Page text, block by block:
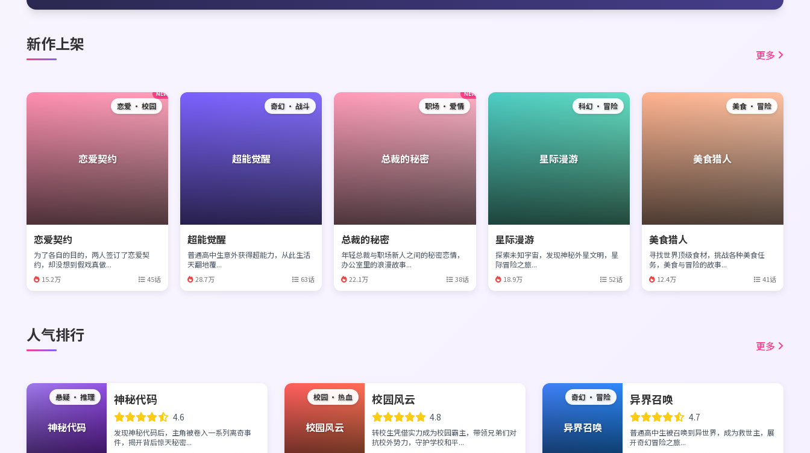
新作上架
更多
恋爱契约
恋爱 · 校园
NEW
恋爱契约
为了各自的目的，两人签订了恋爱契
约，却没想到假戏真做...
15.2万 45话
超能觉醒
奇幻 · 战斗
超能觉醒
普通高中生意外获得超能力，从此生活
天翻地覆...
28.7万 63话
总裁的秘密
职场 · 爱情
NEW
总裁的秘密
年轻总裁与职场新人之间的秘密恋情，
办公室里的浪漫故事...
22.1万 38话
星际漫游
科幻 · 冒险
星际漫游
探索未知宇宙，发现神秘外星文明，星
际冒险之旅...
18.9万 52话
美食猎人
美食 · 冒险
美食猎人
寻找世界顶级食材，挑战各种美食任
务，美食与冒险的故事...
12.4万 41话
人气排行
更多
神秘代码
悬疑 · 推理 神秘代码
4.6
发现神秘代码后，主角被卷入一系列离奇事
件，揭开背后惊天秘密...
校园风云
校园 · 热血 校园风云
4.8
转校生凭借实力成为校园霸主，带领兄弟们对
抗校外势力，守护学校和平...
异界召唤
奇幻 · 冒险 异界召唤
4.7
普通高中生被召唤到异世界，成为救世主，展
开奇幻冒险之旅...